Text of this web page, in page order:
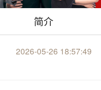
简介
2026-05-26 18:57:49